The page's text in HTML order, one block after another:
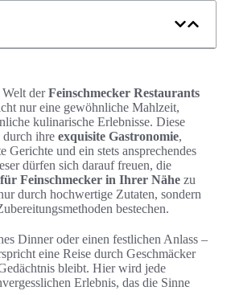
Welt derFeinschmecker Restaurants
nur eine gewöhnliche Mahlzeit,
kulinarische Erlebnisse. Diese
durch ihre exquisite Gastronomie,
Gerichte und ein stets ansprechendes
dürfen sich darauf freuen, die
Feinschmecker in Ihrer Nähe zu
durch hochwertige Zutaten, sondern
bestechen.
Dinner oder einen festlichen Anlass –
eine Reise durch Geschmäcker
bleibt. Hier wird jede
Erlebnis, das die Sinne